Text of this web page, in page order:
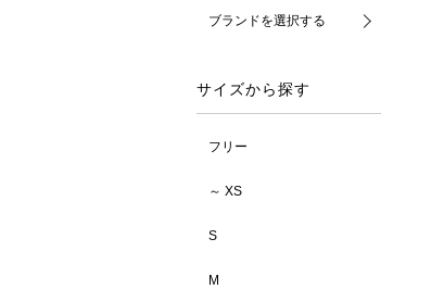
ブランドを選択する
サイズから探す
フリー
～ XS
S
M